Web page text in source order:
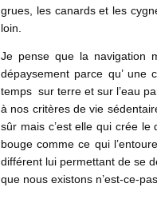
grues, les canards et les
loin.
Je pense que la navigation
dépaysement parce qu’
temps sur terre et sur l’eau
à nos critères de vie
sûr mais c’est elle qui crée le
bouge comme ce qui
différent lui permettant de se
que nous existons n’est-ce-